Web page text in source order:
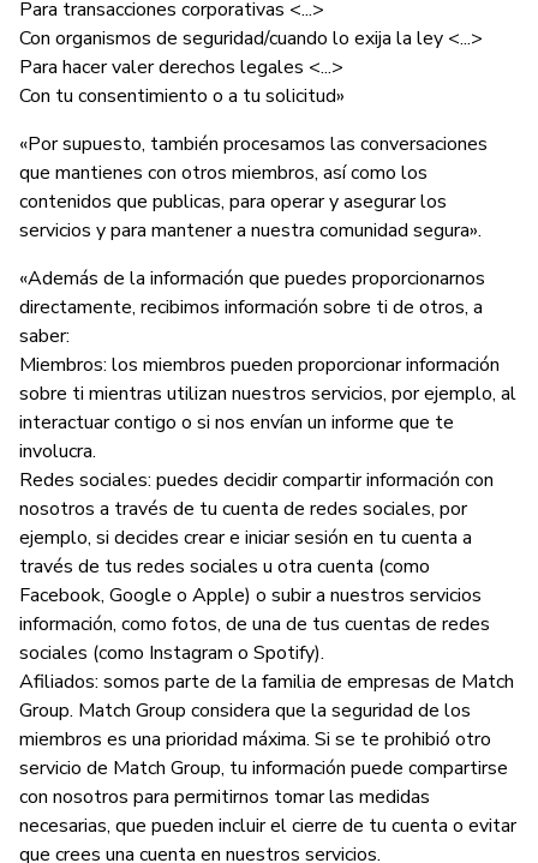
Para transacciones corporativas <...>
Con organismos de seguridad/cuando lo exija la ley <...>
Para hacer valer derechos legales <...>
Con tu consentimiento o a tu solicitud»
«Por supuesto, también procesamos las conversaciones
que mantienes con otros miembros, así como los
contenidos que publicas, para operar y asegurar los
servicios y para mantener a nuestra comunidad segura».
«Además de la información que puedes proporcionarnos
directamente, recibimos información sobre ti de otros, a
saber:
Miembros: los miembros pueden proporcionar información
sobre ti mientras utilizan nuestros servicios, por ejemplo, al
interactuar contigo o si nos envían un informe que te
involucra.
Redes sociales: puedes decidir compartir información con
nosotros a través de tu cuenta de redes sociales, por
ejemplo, si decides crear e iniciar sesión en tu cuenta a
través de tus redes sociales u otra cuenta (como
Facebook, Google o Apple) o subir a nuestros servicios
información, como fotos, de una de tus cuentas de redes
sociales (como Instagram o Spotify).
Afiliados: somos parte de la familia de empresas de Match
Group. Match Group considera que la seguridad de los
miembros es una prioridad máxima. Si se te prohibió otro
servicio de Match Group, tu información puede compartirse
con nosotros para permitirnos tomar las medidas
necesarias, que pueden incluir el cierre de tu cuenta o evitar
que crees una cuenta en nuestros servicios.